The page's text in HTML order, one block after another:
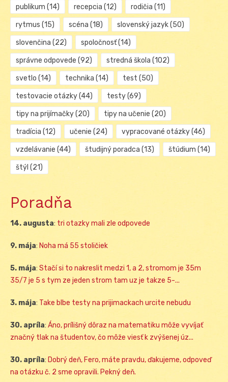
publikum (14) recepcia (12) rodičia (11)
rytmus (15) scéna (18) slovenský jazyk(50)
slovenčina (22) spoločnosť(14)
správne odpovede (92) stredná škola (102)
svetlo (14) technika (14) test (50)
testovacie otázky(44) testy(69)
tipy na prijímačky(20) tipy na učenie (20)
tradícia (12) učenie (24) vypracované otázky(46)
vzdelávanie (44) študijný poradca (13) štúdium (14)
štýl (21)
Poradňa
14. augusta: tri otazky mali zle odpovede
9. mája: Noha má 55 stoličiek
5. mája: Stačí si to nakreslit medzi 1, a 2, stromom je 35m
35/7 je 5 s tym ze jeden strom tam uz je takze 5-...
3. mája: Take blbe testy na prijimackach urcite nebudu
30. apríla: Áno, prílišný dôraz na matematiku môže vyvíjať
značný tlak na študentov, čo môže viesť k zvýšenej úz...
30. apríla: Dobrý deň, Fero, máte pravdu, ďakujeme, odpoveď
na otázku č. 2 sme opravili. Pekný deň.